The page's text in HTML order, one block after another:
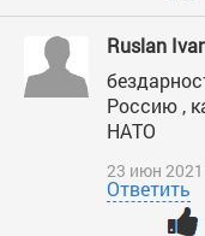
Ruslan
Россию ,
НАТО
23 июн
Ответить